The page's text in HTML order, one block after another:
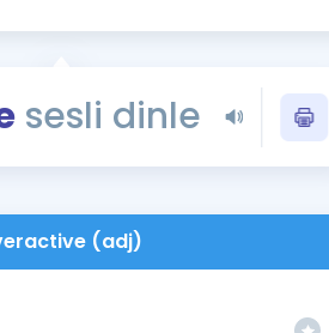
YDS - YÖKDİL
İngilizce
sesli dinle
(adj)